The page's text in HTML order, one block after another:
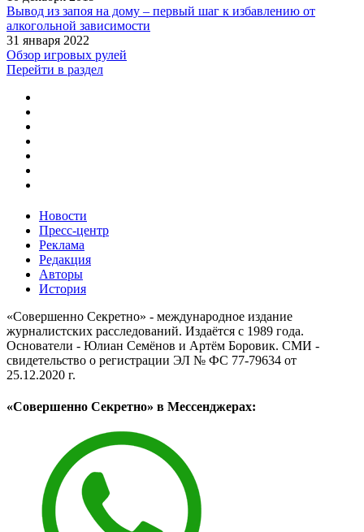
Вывод из запоя на дому – первый шаг к избавлению от
алкогольной зависимости
31 января 2022
Обзор игровых рулей
Перейти в раздел
Новости
Пресс-центр
Реклама
Редакция
Авторы
История
«Совершенно Секретно» - международное издание
журналистских расследований. Издаётся с 1989 года.
Основатели - Юлиан Семёнов и Артём Боровик. CМИ -
свидетельство о регистрации ЭЛ № ФС 77-79634 от
25.12.2020 г.
«Совершенно Секретно» в Мессенджерах: